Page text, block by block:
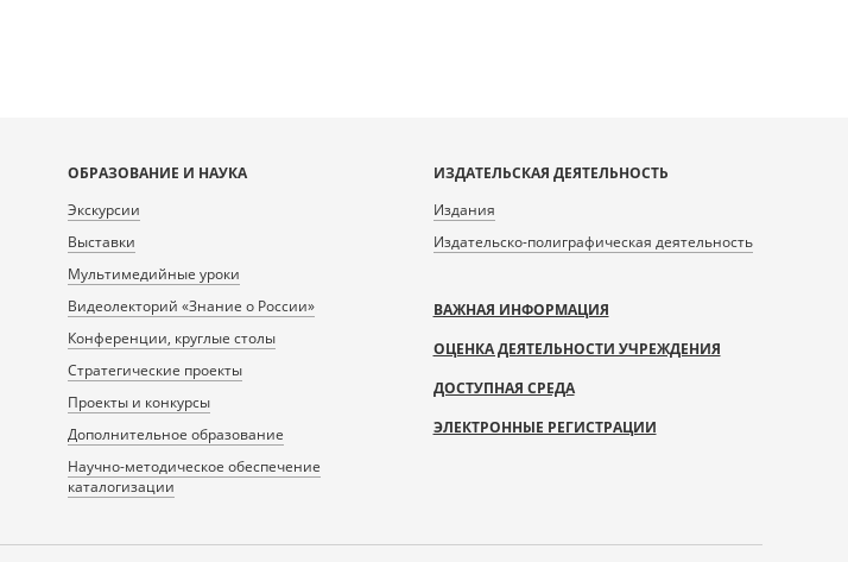
ОБРАЗОВАНИЕ И НАУКА
Экскурсии
Выставки
Мультимедийные уроки
Видеолекторий «Знание о России»
Конференции, круглые столы
Стратегические проекты
Проекты и конкурсы
Дополнительное образование
Научно-методическое обеспечение
каталогизации
ИЗДАТЕЛЬСКАЯ ДЕЯТЕЛЬНОСТЬ
Издания
Издательско-полиграфическая деятельность
ВАЖНАЯ ИНФОРМАЦИЯ
ОЦЕНКА ДЕЯТЕЛЬНОСТИ УЧРЕЖДЕНИЯ
ДОСТУПНАЯ СРЕДА
ЭЛЕКТРОННЫЕ РЕГИСТРАЦИИ